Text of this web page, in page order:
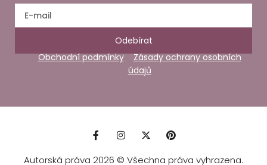
Odebírat
Obchodní podmínky
Zásady ochrany osobních
údajů
Autorská práva 2026 © Všechna práva vyhrazena.